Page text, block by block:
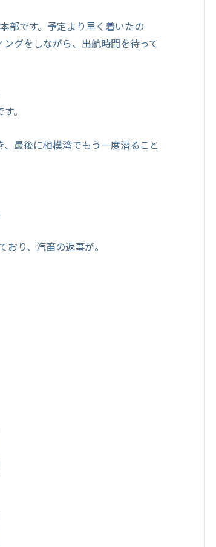
部です。予定より早く着いたの
グをしながら、出航時間を待って
。
最後に相模湾でもう一度潜ること
り、汽笛の返事が。